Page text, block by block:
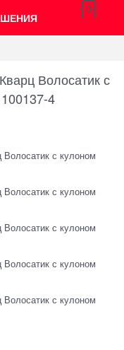
0
Волосатик с
4